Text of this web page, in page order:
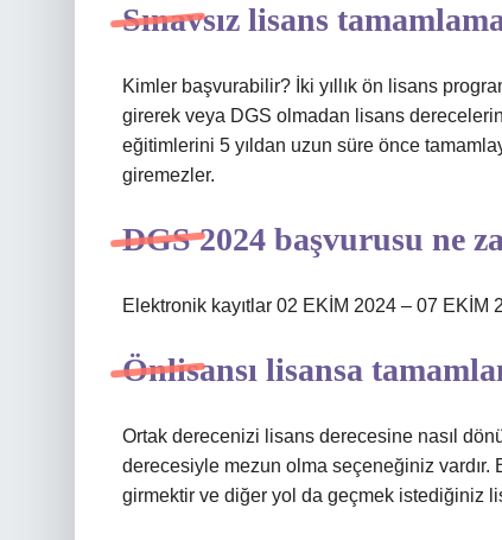
Sınavsız lisans
Kimler başvurabilir? İki yıllık ön lisans
girerek veya DGS olmadan lisans
eğitimlerini 5 yıldan uzun süre önce
giremezler.
DGS 2024 başvurusu ne
Elektronik kayıtlar 02 EKİM 2024 – 07 EKİM
Önlisansı lisansa
Ortak derecenizi lisans derecesine nasıl
derecesiyle mezun olma seçeneğiniz vardır.
girmektir ve diğer yol da geçmek istediğiniz